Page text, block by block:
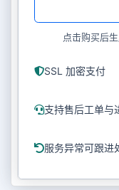
点击购买后
SSL 加密支付
支持售后工单与
服务异常可跟进